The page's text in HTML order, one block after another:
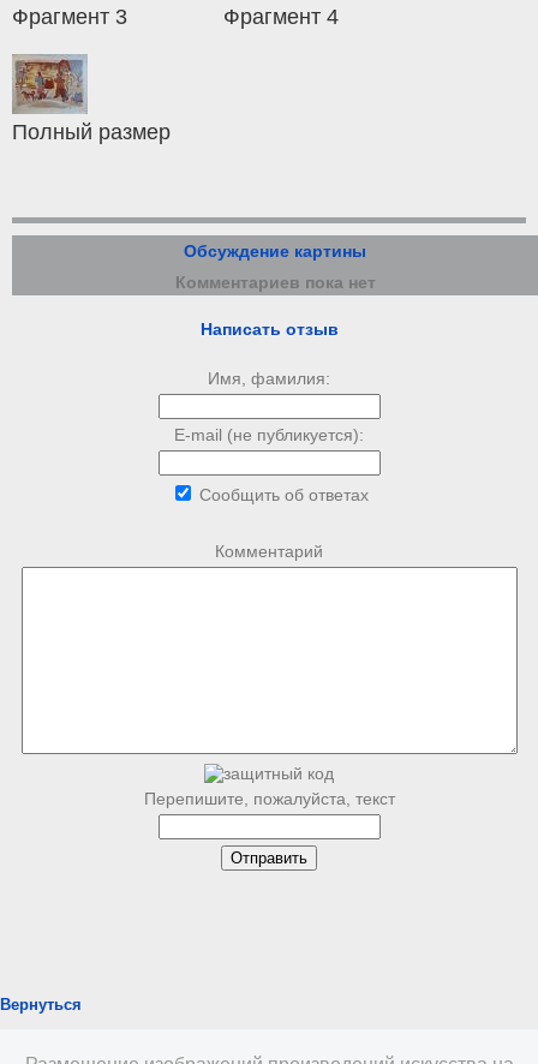
Фрагмент 3 Фрагмент 4
Полный размер
Обсуждение картины
Комментариев пока нет
Написать отзыв
Имя, фамилия:
E-mail (не публикуется):
Сообщить об ответах
Комментарий
Перепишите, пожалуйста, текст
Вернуться